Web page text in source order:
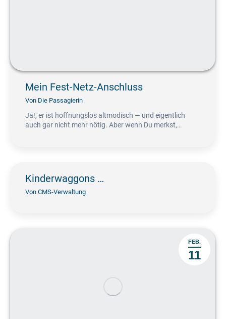
Mein Fest-Netz-Anschluss
Von Die Passagierin
Ja!, er ist hoffnungslos altmodisch — und eigentlich
auch gar nicht mehr nötig. Aber wenn Du merkst,…
Kinderwaggons …
Von CMS-Verwaltung
FEB.
11